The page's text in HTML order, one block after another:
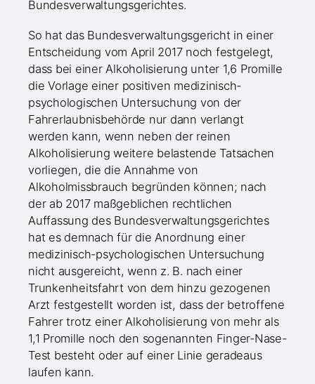
Bundesverwaltungsgerichtes.
So hat das Bundesverwaltungsgericht in einer
Entscheidung vom April 2017 noch festgelegt,
dass bei einer Alkoholisierung unter 1,6 Promille
die Vorlage einer positiven medizinisch-
psychologischen Untersuchung von der
Fahrerlaubnisbehörde nur dann verlangt
werden kann, wenn neben der reinen
Alkoholisierung weitere belastende Tatsachen
vorliegen, die die Annahme von
Alkoholmissbrauch begründen können; nach
der ab 2017 maßgeblichen rechtlichen
Auffassung des Bundesverwaltungsgerichtes
hat es demnach für die Anordnung einer
medizinisch-psychologischen Untersuchung
nicht ausgereicht, wenn z. B. nach einer
Trunkenheitsfahrt von dem hinzu gezogenen
Arzt festgestellt worden ist, dass der betroffene
Fahrer trotz einer Alkoholisierung von mehr als
1,1 Promille noch den sogenannten Finger-Nase-
Test besteht oder auf einer Linie geradeaus
laufen kann.